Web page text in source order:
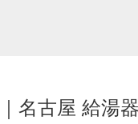
名古屋 給湯